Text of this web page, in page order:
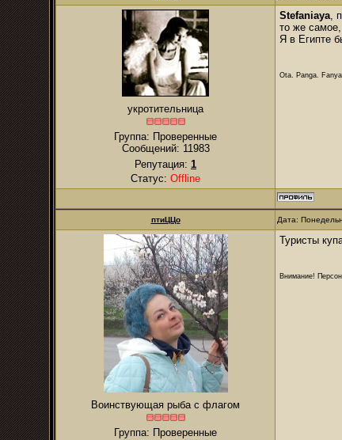
укротительница
Группа: Проверенные
Сообщений: 11983
Репутация: 1
Статус: Offline
Stefaniaya,
то же
Я в Египте
Ota. Panga.
птиЦЦо Дата:
Воинствующая рыба с флагом
Группа: Проверенные
Туристы
Внимание!